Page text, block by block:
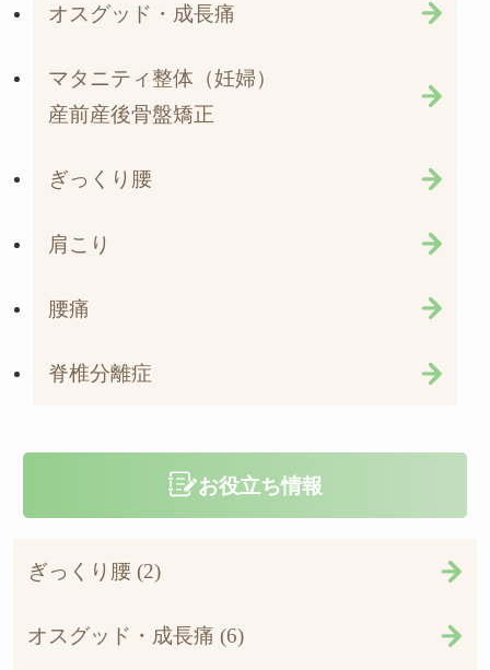
オスグッド・成長痛
マタニティ整体（妊婦）
産前産後骨盤矯正
ぎっくり腰
肩こり
腰痛
脊椎分離症
お役立ち情報
ぎっくり腰 (2)
オスグッド・成長痛 (6)